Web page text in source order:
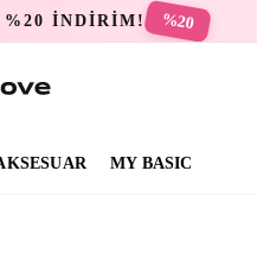
%20 İNDİRİM! %20
MY BASIC